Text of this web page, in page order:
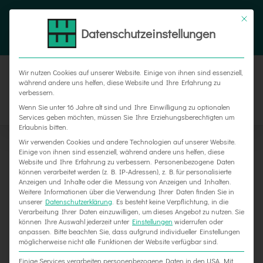
Zum
FacebookInstagram
Xing
Fensterbeschriftung für Eldercare Grünenplan
Datenschutzeinstellungen
Wir nutzen Cookies auf unserer Website. Einige von ihnen sind essenziell,
während andere uns helfen, diese Website und Ihre Erfahrung zu
verbessern.
Wenn Sie unter 16 Jahre alt sind und Ihre Einwilligung zu optionalen
Services geben möchten, müssen Sie Ihre Erziehungsberechtigten um
Erlaubnis bitten.
Wir verwenden Cookies und andere Technologien auf unserer Website.
Einige von ihnen sind essenziell, während andere uns helfen, diese
Website und Ihre Erfahrung zu verbessern. Personenbezogene Daten
können verarbeitet werden (z. B. IP-Adressen), z. B. für personalisierte
Anzeigen und Inhalte oder die Messung von Anzeigen und Inhalten.
Weitere Informationen über die Verwendung Ihrer Daten finden Sie in
unserer Datenschutzerklärung Es besteht keine Verpflichtung, in die
Verarbeitung Ihrer Daten einzuwilligen, um dieses Angebot zu nutzen. Sie
können Ihre Auswahl jederzeit unter Einstellungen widerrufen oder
anpassen. Bitte beachten Sie, dass aufgrund individueller Einstellungen
möglicherweise nicht alle Funktionen der Website verfügbar sind.
Einige Services verarbeiten personenbezogene Daten in den USA. Mit